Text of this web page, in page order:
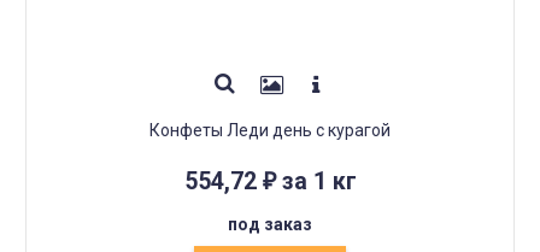
Конфеты Леди день с курагой
554,72 ₽за 1 кг
под заказ